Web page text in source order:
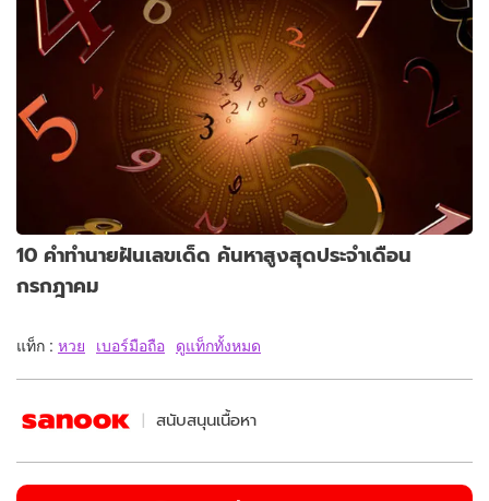
10 คำทำนายฝันเลขเด็ด ค้นหาสูงสุดประจำเดือน
กรกฎาคม
แท็ก : หวย เบอร์มือถือ ดูแท็กทั้งหมด
สนับสนุนเนื้อหา